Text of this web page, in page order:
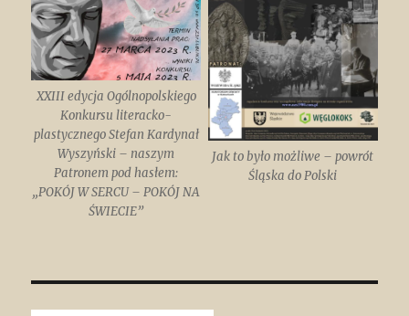
XXIII edycja Ogólnopolskiego
Konkursu literacko-
plastycznego Stefan Kardynał
Wyszyński – naszym
Patronem pod hasłem:
„POKÓJ W SERCU – POKÓJ NA
ŚWIECIE”
Jak to było możliwe – powrót
Śląska do Polski